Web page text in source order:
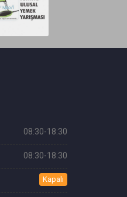
08:30-18:30
08:30-18:30
Kapalı